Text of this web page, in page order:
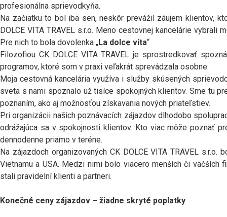
profesionálna sprievodkyňa.
Na začiatku to bol iba sen, neskôr prevážil záujem klientov,
DOLCE VITA TRAVEL s.r.o. Meno cestovnej kancelárie
Pre nich to bola dovolenka „La dolce vita“
Filozofiou CK DOLCE VITA TRAVEL je sprostredkovať
programov, ktoré som v praxi veľakrát sprevádzala osobne.
Moja cestovná kancelária využíva i služby skúsených
sveta s nami spoznalo už tisíce spokojných klientov. Sme tu
poznaním, ako aj možnosťou získavania nových priateľstiev.
Pri organizácii našich poznávacích zájazdov dlhodobo
odrážajúca sa v spokojnosti klientov. Kto viac môže poznať
dennodenne priamo v teréne.
Na zájazdoch organizovaných CK DOLCE VITA TRAVEL
Vietnamu a USA. Medzi nimi bolo viacero menších či
stali pravidelní klienti a partneri.
Konečné ceny zájazdov – žiadne skryté poplatky